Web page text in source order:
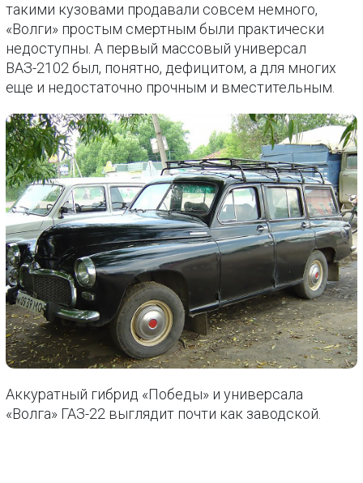
такими кузовами продавали совсем немного,
«Волги» простым смертным были практически
недоступны. А первый массовый универсал
ВАЗ-2102 был, понятно, дефицитом, а для многих
еще и недостаточно прочным и вместительным.
Аккуратный гибрид «Победы» и универсала
«Волга» ГАЗ-22 выглядит почти как заводской.